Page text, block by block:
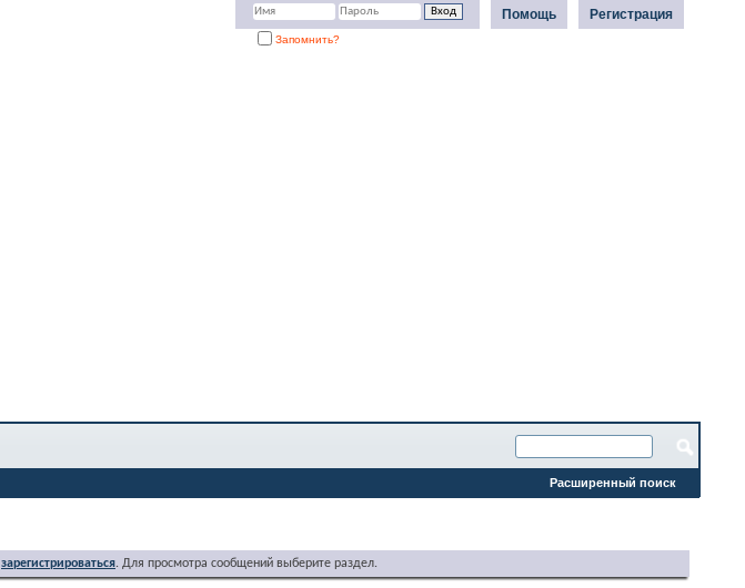
Регистрация
Помощь
Запомнить?
Расширенный поиск
зарегистрироваться. Для просмотра сообщений выберите раздел.